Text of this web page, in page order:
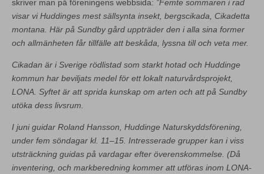
skriver man på föreningens webbsida: ”Femte sommaren i rad
visar vi Huddinges mest sällsynta insekt, bergscikada, Cikadetta
montana. Här på Sundby gård uppträder den i alla sina former
och allmänheten får tillfälle att beskåda, lyssna till och veta mer.
Cikadan är i Sverige rödlistad som starkt hotad och Huddinge
kommun har beviljats medel för ett lokalt naturvårdsprojekt,
LONA. Syftet är att sprida kunskap om arten och att på Sundby
utöka dess livsrum.
I juni guidar Roland Hansson, Huddinge Naturskyddsförening,
under fem söndagar kl. 11–15. Intresserade grupper kan i viss
utsträckning guidas på vardagar efter överenskommelse. (Då
inventering, och markberedning kommer att utföras inom LONA-